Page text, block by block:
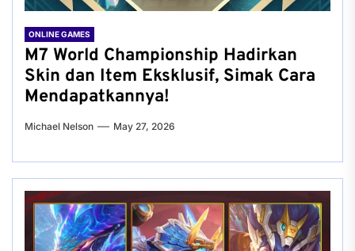
ONLINE GAMES
M7 World Championship Hadirkan
Skin dan Item Eksklusif, Simak Cara
Mendapatkannya!
Michael Nelson May 27, 2026